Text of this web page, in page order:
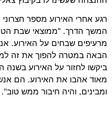
רגע אחרי האירוע מספר
המשך הדרך. "ממוצאי שבת
מרעיפים שבחים על האירוע.
הבאה במטרה להפוך את זה
ביקשו לחזור על האירוע בשנה
מאוד אהבו את האירוע. הם
ומבינים, והיה חיבור ממש טוב".